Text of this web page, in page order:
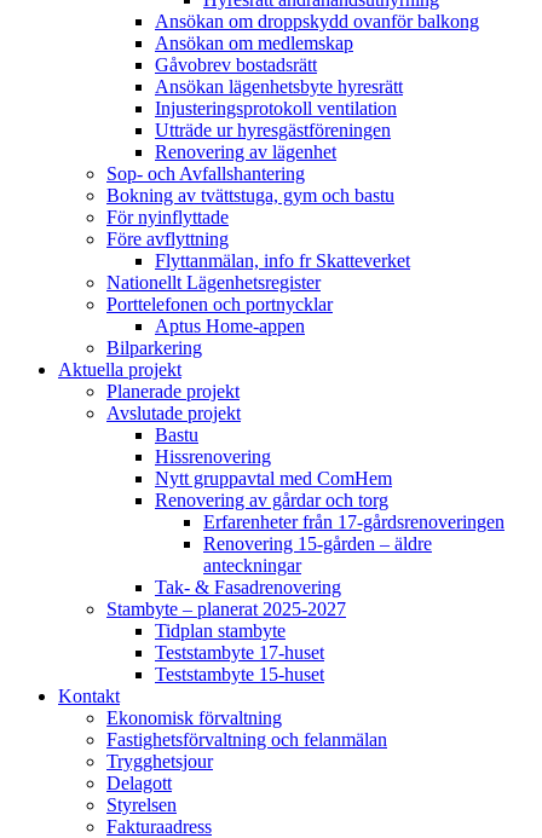
Ansökan om droppskydd ovanför balkong
Ansökan om medlemskap
Gåvobrev bostadsrätt
Ansökan lägenhetsbyte hyresrätt
Injusteringsprotokoll ventilation
Utträde ur hyresgästföreningen
Renovering av lägenhet
Sop- och Avfallshantering
Bokning av tvättstuga, gym och bastu
För nyinflyttade
Före avflyttning
Flyttanmälan, info fr Skatteverket
Nationellt Lägenhetsregister
Porttelefonen och portnycklar
Aptus Home-appen
Bilparkering
Aktuella projekt
Planerade projekt
Avslutade projekt
Bastu
Hissrenovering
Nytt gruppavtal med ComHem
Renovering av gårdar och torg
Erfarenheter från 17-gårdsrenoveringen
Renovering 15-gården – äldre
anteckningar
Tak- & Fasadrenovering
Stambyte – planerat 2025-2027
Tidplan stambyte
Teststambyte 17-huset
Teststambyte 15-huset
Kontakt
Ekonomisk förvaltning
Fastighetsförvaltning och felanmälan
Trygghetsjour
Delagott
Styrelsen
Fakturaadress